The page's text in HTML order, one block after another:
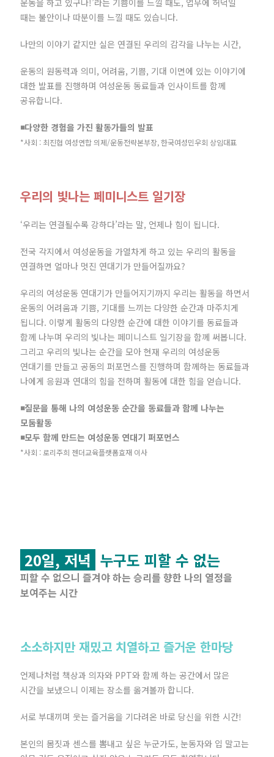
운동을 하고 있구나!’라는 기쁨이를 느낄 때도, 업무에 허덕일
때는 불안이나 따분이를 느낄 때도 있습니다.
나만의 이야기 같지만 실은 연결된 우리의 감각을 나누는 시간,
운동의 원동력과 의미, 어려움, 기쁨, 기대 이면에 있는 이야기에
대한 발표를 진행하며 여성운동 동료들과 인사이트를 함께
공유합니다.
◾다양한 경험을 가진 활동가들의 발표
*사회 : 최진협 여성연합 의제/운동전략본부장, 한국여성민우회 상임대표
우리의 빛나는 페미니스트 일기장
‘우리는 연결될수록 강하다’라는 말, 언제나 힘이 됩니다.
전국 각지에서 여성운동을 가열차게 하고 있는 우리의 활동을
연결하면 얼마나 멋진 연대기가 만들어질까요?
우리의 여성운동 연대기가 만들어지기까지 우리는 활동을 하면서
운동의 어려움과 기쁨, 기대를 느끼는 다양한 순간과 마주치게
됩니다. 이렇게 활동의 다양한 순간에 대한 이야기를 동료들과
함께 나누며 우리의 빛나는 페미니스트 일기장을 함께 써봅니다.
그리고 우리의 빛나는 순간을 모아 현재 우리의 여성운동
연대기를 만들고 공동의 퍼포먼스를 진행하며 함께하는 동료들과
나에게 응원과 연대의 힘을 전하며 활동에 대한 힘을 얻습니다.
◾질문을 통해 나의 여성운동 순간을 동료들과 함께 나누는
모둠활동
◾모두 함께 만드는 여성운동 연대기 퍼포먼스
*사회 : 로리주희 젠더교육플랫폼효재 이사
20일, 저녁 누구도 피할 수 없는
피할 수 없으니 즐겨야 하는 승리를 향한 나의 열정을
보여주는 시간
소소하지만 재밌고 치열하고 즐거운 한마당
언제나처럼 책상과 의자와 PPT와 함께 하는 공간에서 많은
시간을 보냈으니 이제는 장소를 옮겨볼까 합니다.
서로 부대끼며 웃는 즐거움을 기다려온 바로 당신을 위한 시간!
본인의 몸짓과 센스를 뽐내고 싶은 누군가도, 눈동자와 입 말고는